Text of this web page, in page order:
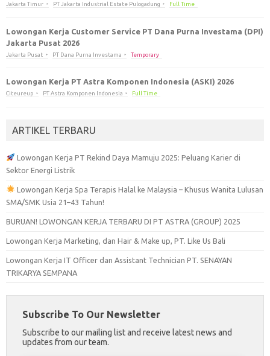
Jakarta Timur PT Jakarta Industrial Estate Pulogadung Full Time
Lowongan Kerja Customer Service PT Dana Purna Investama (DPI)
Jakarta Pusat 2026
Jakarta Pusat PT Dana Purna Investama Temporary
Lowongan Kerja PT Astra Komponen Indonesia (ASKI) 2026
Citeureup PT Astra Komponen Indonesia Full Time
ARTIKEL TERBARU
Lowongan Kerja PT Rekind Daya Mamuju 2025: Peluang Karier di
Sektor Energi Listrik
Lowongan Kerja Spa Terapis Halal ke Malaysia – Khusus Wanita Lulusan
SMA/SMK Usia 21–43 Tahun!
BURUAN! LOWONGAN KERJA TERBARU DI PT ASTRA (GROUP) 2025
Lowongan Kerja Marketing, dan Hair & Make up, PT. Like Us Bali
Lowongan Kerja IT Officer dan Assistant Technician PT. SENAYAN
TRIKARYA SEMPANA
Subscribe To Our Newsletter
Subscribe to our mailing list and receive latest news and
updates from our team.